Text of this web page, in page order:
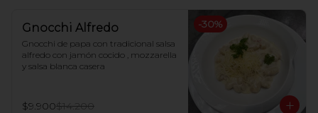
-30%
Gnocchi Alfredo
Gnocchi de papa con tradicional salsa
alfredo con jamón cocido , mozzarella
y salsa blanca casera
$9.900$14.200